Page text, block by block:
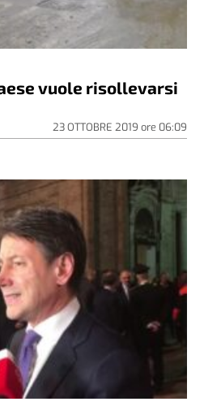
vuole risollevarsi
23 OTTOBRE 2019 ore 06:09